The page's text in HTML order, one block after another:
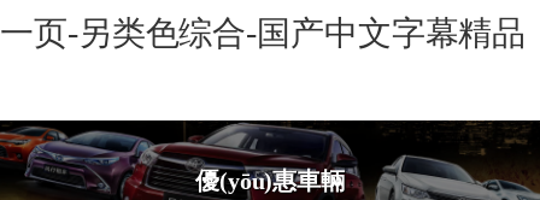
一页-另类色综合-国产中文字幕精品
優(yōu)惠車輛